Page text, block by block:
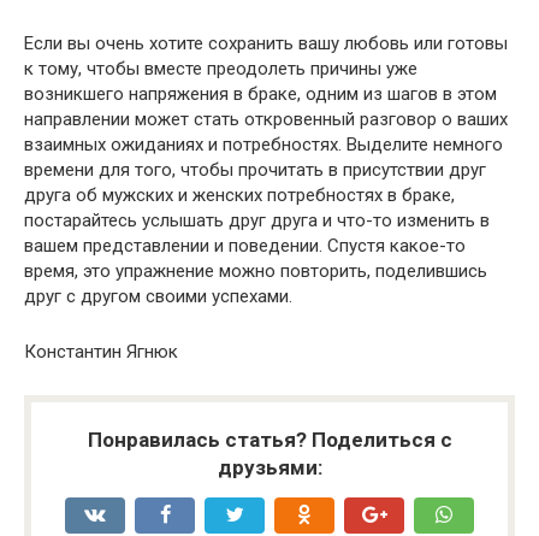
Если вы очень хотите сохранить вашу любовь или готовы
к тому, чтобы вместе преодолеть причины уже
возникшего напряжения в браке, одним из шагов в этом
направлении может стать откровенный разговор о ваших
взаимных ожиданиях и потребностях. Выделите немного
времени для того, чтобы прочитать в присутствии друг
друга об мужских и женских потребностях в браке,
постарайтесь услышать друг друга и что-то изменить в
вашем представлении и поведении. Спустя какое-то
время, это упражнение можно повторить, поделившись
друг с другом своими успехами.
Константин Ягнюк
Понравилась статья? Поделиться с
друзьями: